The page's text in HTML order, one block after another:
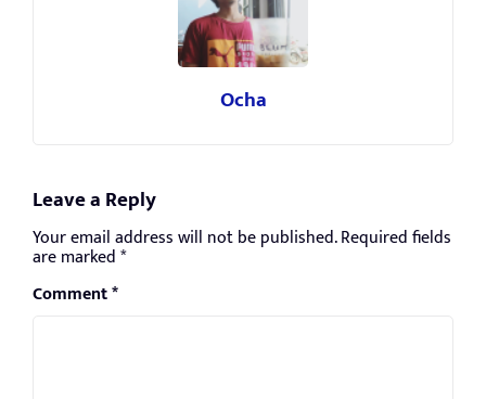
Ocha
Leave a Reply
Your email address will not be published.Required fields
are marked*
Comment*